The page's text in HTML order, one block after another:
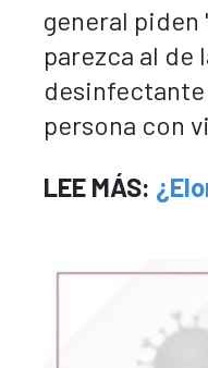
general
parezca al de
desinfectante
persona con
LEE MÁS: